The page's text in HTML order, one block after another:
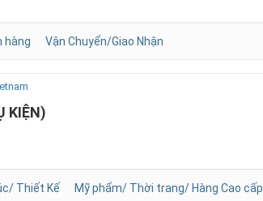
hàng Vận Chuyển/Giao Nhận
KIỆN)
Thiết Kế Mỹ phẩm/ Thời trang/ Hàng Cao cấp